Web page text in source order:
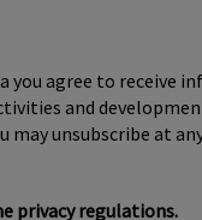
you agree to receive
and
may unsubscribe at
privacy regulations.